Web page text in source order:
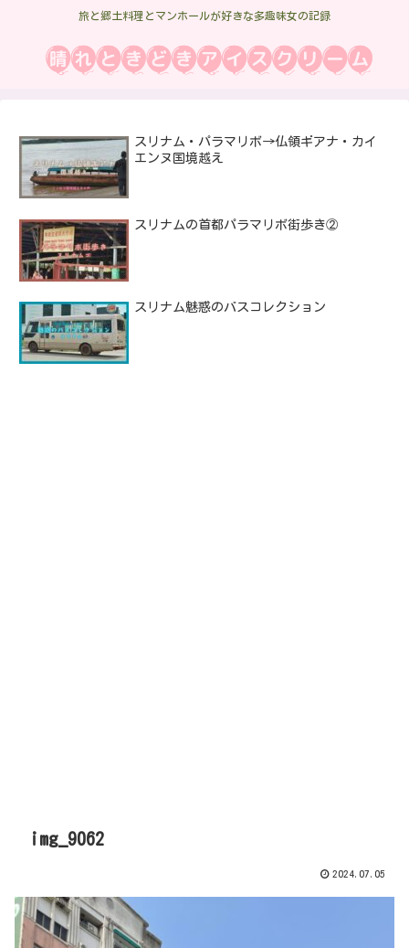
旅と郷土料理とマンホールが好きな多趣味女の記録
スリナム・パラマリボ→仏領ギアナ・カイ
エンヌ国境越え
スリナムの首都パラマリボ街歩き②
スリナム魅惑のバスコレクション
img_9062
2024.07.05